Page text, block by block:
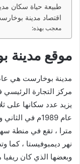
طبيعة حياة سكان
اقتصاد مدينة
معجب بهذه:
موقع مدينة
مدينة بوخارست هي
مركز التجارة الرئيسي
يزيد عدد سكانها على
مترا ، تقع في منطة
نهر ديمبوفيستا ، كما
وبعضها الذي كان